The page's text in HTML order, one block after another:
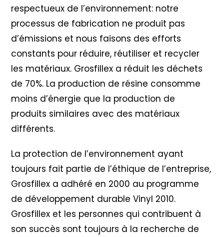
respectueux de l’environnement: notre
processus de fabrication ne produit pas
d’émissions et nous faisons des efforts
constants pour réduire, réutiliser et recycler
les matériaux. Grosfillex a réduit les déchets
de 70%. La production de résine consomme
moins d’énergie que la production de
produits similaires avec des matériaux
différents.
La protection de l’environnement ayant
toujours fait partie de l’éthique de l’entreprise,
Grosfillex a adhéré en 2000 au programme
de développement durable Vinyl 2010.
Grosfillex et les personnes qui contribuent à
son succès sont toujours à la recherche de